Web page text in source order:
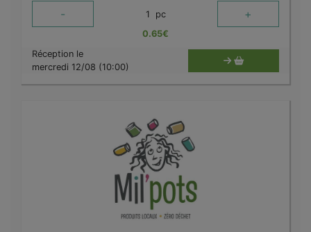
- 1 pc +
0.65€
Réception le
mercredi 12/08 (10:00)